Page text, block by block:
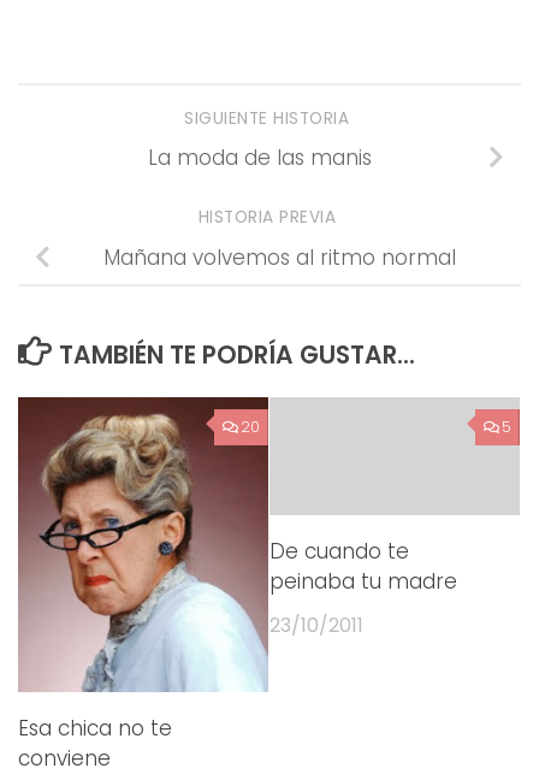
SIGUIENTE HISTORIA
La moda de las manis
HISTORIA PREVIA
Mañana volvemos al ritmo normal
TAMBIÉN TE PODRÍA GUSTAR...
20
Esa chica no te
conviene
5
De cuando te
peinaba tu madre
23/10/2011